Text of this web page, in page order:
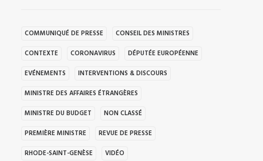
COMMUNIQUÉ DE PRESSE
CONSEIL DES MINISTRES
CONTEXTE
CORONAVIRUS
DÉPUTÉE EUROPÉENNE
EVÉNEMENTS
INTERVENTIONS & DISCOURS
MINISTRE DES AFFAIRES ÉTRANGÈRES
MINISTRE DU BUDGET
NON CLASSÉ
PREMIÈRE MINISTRE
REVUE DE PRESSE
RHODE-SAINT-GENÈSE
VIDÉO